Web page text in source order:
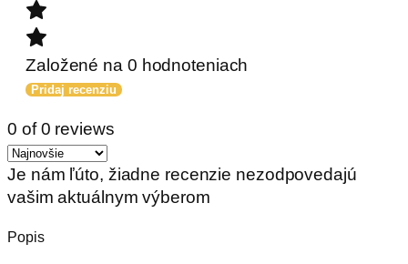
Založené na 0 hodnoteniach
Pridaj recenziu
0 of 0 reviews
Je nám ľúto, žiadne recenzie nezodpovedajú
vašim aktuálnym výberom
Popis